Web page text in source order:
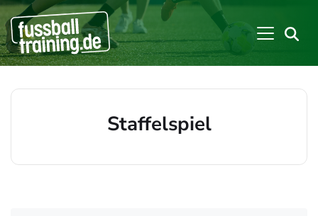
Staffelspiel